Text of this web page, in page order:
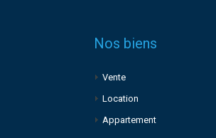
Nos biens
Vente
Location
Appartement